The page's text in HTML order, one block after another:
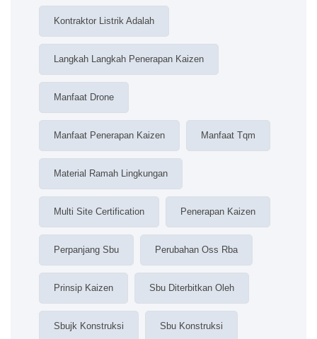
Kontraktor Listrik Adalah
Langkah Langkah Penerapan Kaizen
Manfaat Drone
Manfaat Penerapan Kaizen Manfaat Tqm
Material Ramah Lingkungan
Multi Site Certification Penerapan Kaizen
Perpanjang Sbu Perubahan Oss Rba
Prinsip Kaizen Sbu Diterbitkan Oleh
Sbujk Konstruksi Sbu Konstruksi